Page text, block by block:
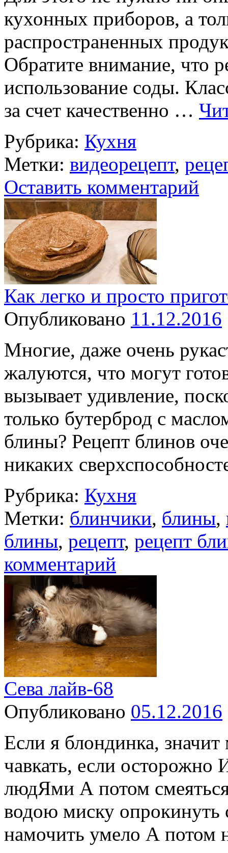
кухонных приборов, а
распространенных
Обратите внимание, что
использование соды.
за счет качественно …
Рубрика: Кухня
Метки: видеорецепт,
Оставить комментарий
Как легко и просто
Опубликовано 11.12.2016
Многие, даже очень
жалуются, что могут
вызывает удивление,
только бутерброд с
блины? Рецепт блинов
никаких
Рубрика: Кухня
Метки: блинчики, блины,
блины, рецепт, рецепт
комментарий
Сева лайв-68
Опубликовано 05.12.2016
Если я блондинка,
чавкать, если
людЯми А потом
водою миску опрокинуть
намочить умело А